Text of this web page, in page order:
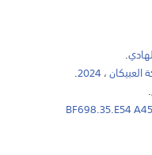
.
العبيكان، 2024
.
.
BF698.35.E54